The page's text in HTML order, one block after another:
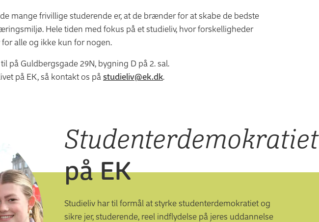
mange frivillige studerende er, at de brænder for at skabe de bedste
Hele tiden med fokus på et studieliv, hvor forskelligheder
alle og ikke kun for nogen.
på Guldbergsgade 29N, bygning D på 2. sal.
på EK, så kontakt os på studieliv@ek.dk.
Studenterdemokratiet
på EK
Studieliv har til formål at styrke studenterdemokratiet og
sikre jer, studerende, reel indflydelse på jeres uddannelse